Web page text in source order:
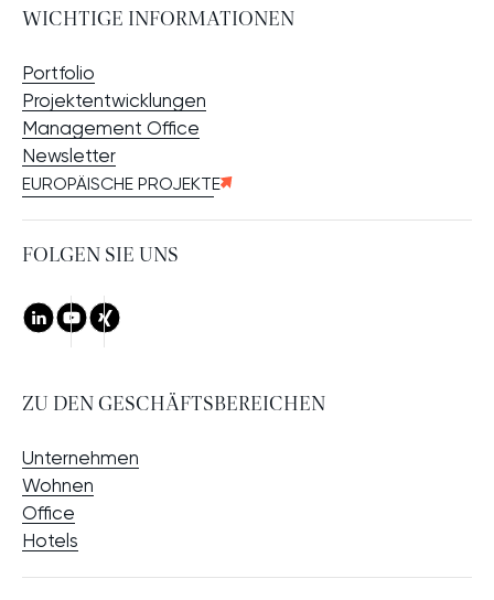
WICHTIGE INFORMATIONEN
Portfolio
Projektentwicklungen
Management Office
Newsletter
EUROPÄISCHE PROJEKTE
FOLGEN SIE UNS
LinkedInYoutube
ZU DEN GESCHÄFTSBEREICHEN
Unternehmen
Wohnen
Office
Hotels